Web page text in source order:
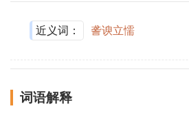
近义词： 詟谀立懦
词语解释